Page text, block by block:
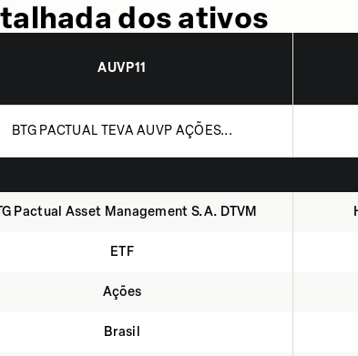
dos ativos
AUVP11
BTG PACTUAL TEVA AUVP AÇÕES...
Pactual Asset Management S.A. DTVM
ETF
Ações
Brasil